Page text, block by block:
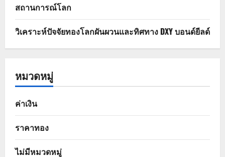
สถานการณ์โลก
วิเคราะห์ปัจจัยทองโลกผันผวนและทิศทาง DXY บอนด์ยีลด์
หมวดหมู่
ค่าเงิน
ราคาทอง
ไม่มีหมวดหมู่